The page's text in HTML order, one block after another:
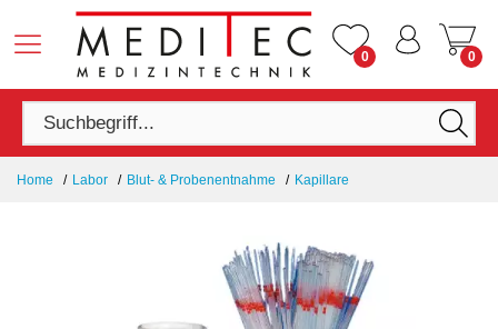
0 0
Home Labor Blut- & Probenentnahme Kapillare